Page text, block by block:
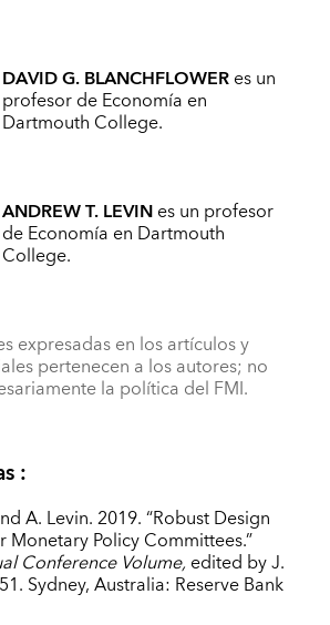
DAVID G. BLANCHFLOWERes un
profesor de Economía en
Dartmouth College.
ANDREW T. LEVINes un profesor
de Economía en Dartmouth
College.
expresadas en los artículos y
pertenecen a los autores; no
la política del FMI.
:
A. Levin. 2019. “Robust Design
Monetary Policy Committees.”
Conference Volume,edited by J.
Sydney, Australia: Reserve Bank